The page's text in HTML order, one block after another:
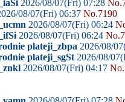
2026/08/07(Fri) 07:28
08/07(Fri) 06:37 No.7190
2026/08/07(Fri) 06:24
2026/08/07(Fri) 06:24
plateji_zbpa 2026/08/
plateji_sgSt 2026/08/
2026/08/07(Fri) 04:17